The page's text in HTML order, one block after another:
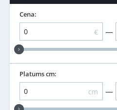
Cena:
€ —
Platums cm:
cm —